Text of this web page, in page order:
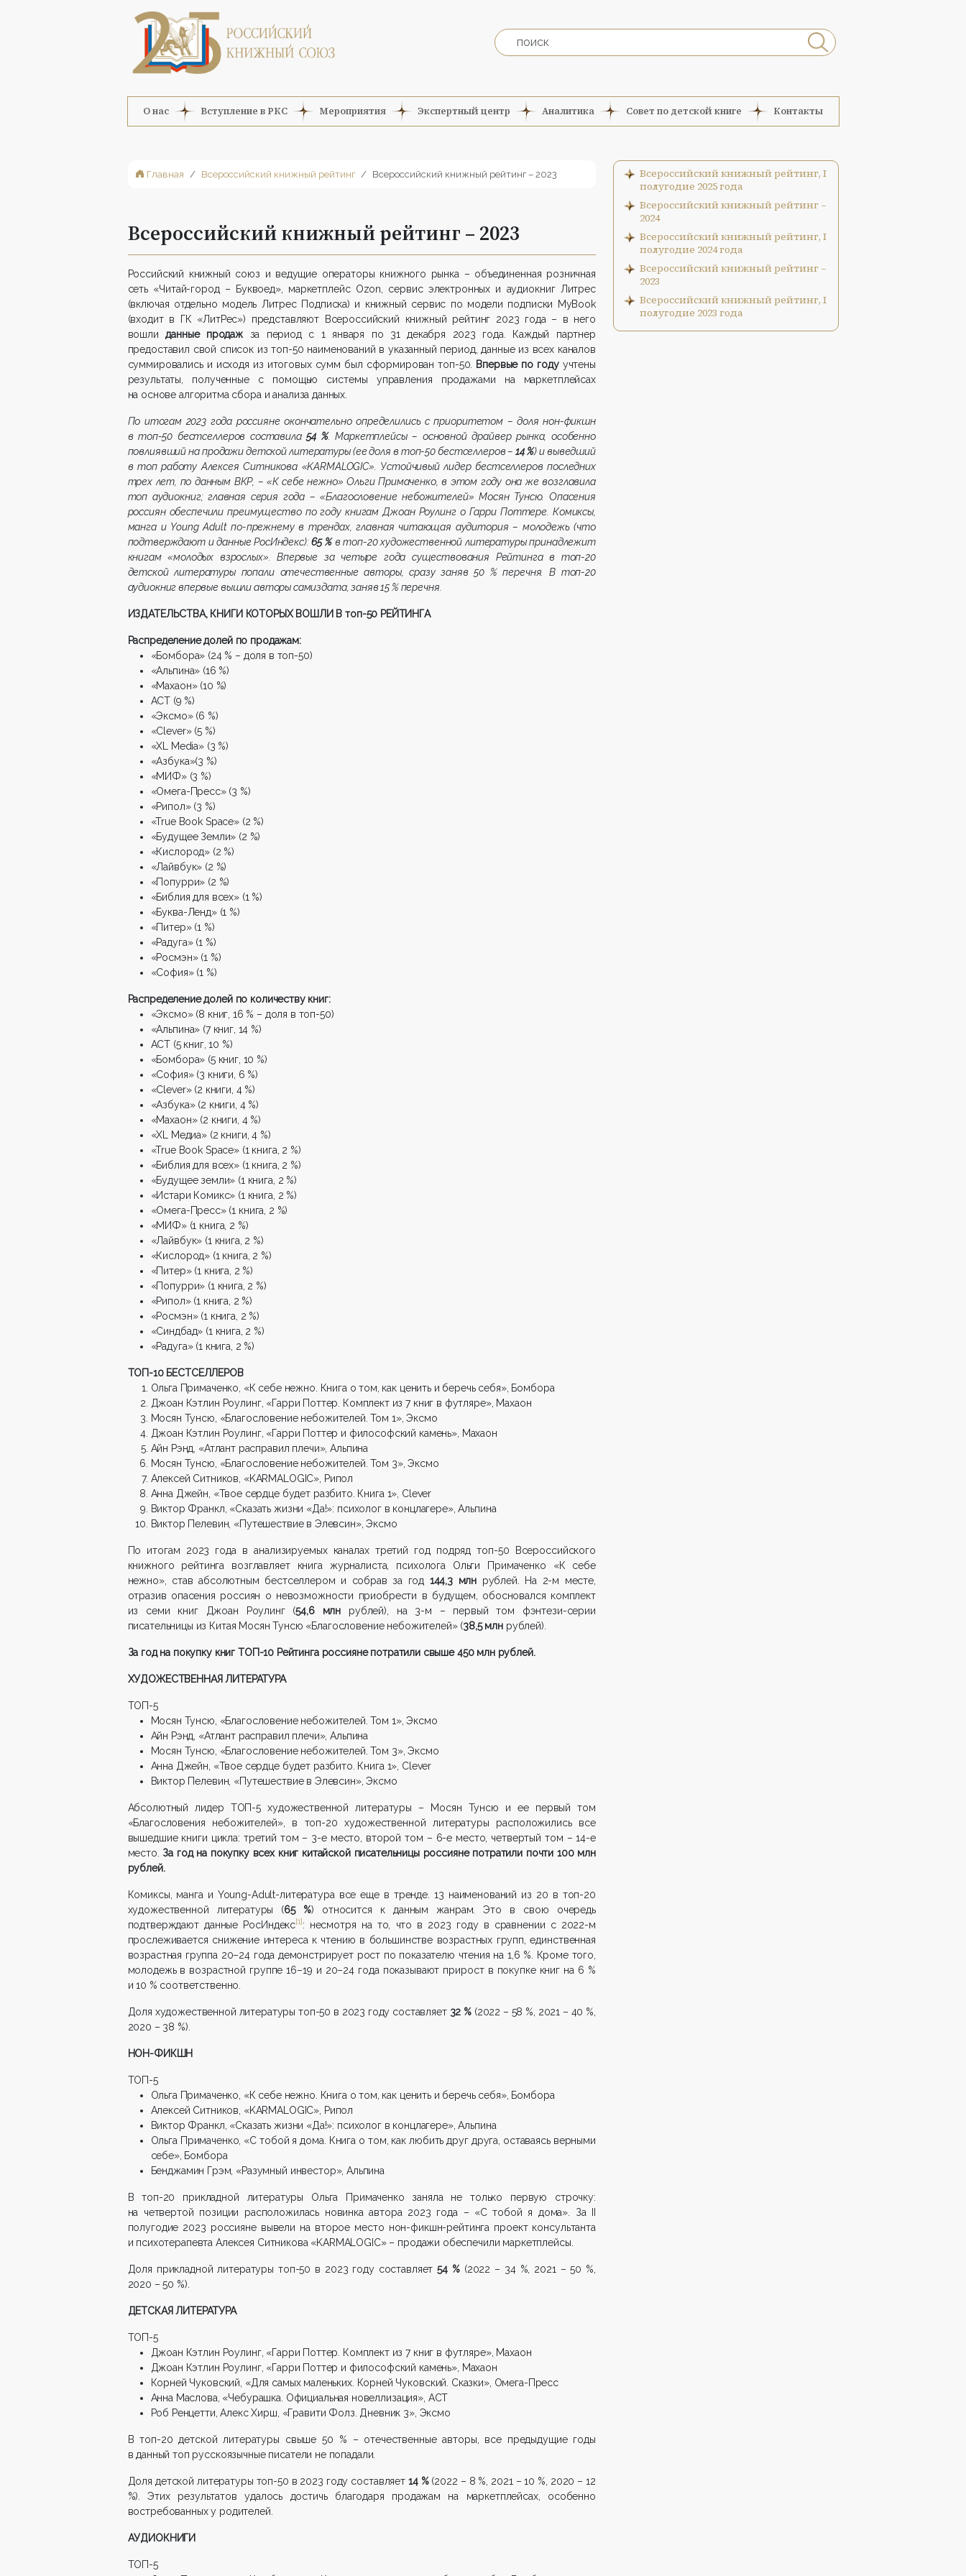
О нас Вступление в РКС Мероприятия Экспертный центр Аналитика Совет по детской книге Контакты
Главная Всероссийский книжный рейтинг Всероссийский книжный рейтинг – 2023
Всероссийский книжный рейтинг – 2023
Российский книжный союз и ведущие операторы книжного рынка – объединенная розничная
сеть «Читай-город – Буквоед», маркетплейс Ozon, сервис электронных и аудиокниг Литрес
(включая отдельно модель Литрес Подписка) и книжный сервис по модели подписки MyBook
(входит в ГК «ЛитРес») представляют Всероссийский книжный рейтинг 2023 года – в него
вошлиданные продаж за период с 1 января по 31 декабря 2023 года. Каждый партнер
предоставил свой список из топ-50 наименований в указанный период, данные из всех каналов
суммировались и исходя из итоговых сумм был сформирован топ-50. Впервые по годуучтены
результаты, полученные с помощью системы управления продажами на маркетплейсах
на основе алгоритма сбора и анализа данных.
По итогам 2023 года россияне окончательно определились с приоритетом – доля нон-фикшн
в топ-50 бестселлеров составила54 %. Маркетплейсы – основной драйвер рынка, особенно
повлиявший на продажи детской литературы (ее доля в топ-50 бестселлеров –14 %) и выведший
в топ работу Алексея Ситникова «KARMALOGIC». Устойчивый лидер бестселлеров последних
трех лет, по данным ВКР, – «К себе нежно» Ольги Примаченко, в этом году она же возглавила
топ аудиокниг; главная серия года – «Благословение небожителей» Мосян Тунсю. Опасения
россиян обеспечили преимущество по году книгам Джоан Роулинг о Гарри Поттере. Комиксы,
манга и Young Adult по-прежнему в трендах, главная читающая аудитория – молодежь (что
подтверждают и данные РосИндекс):65 %в топ-20 художественной литературы принадлежит
книгам «молодых взрослых». Впервые за четыре года существования Рейтинга в топ-20
детской литературы попали отечественные авторы, сразу заняв 50 % перечня. В топ-20
аудиокниг впервые вышли авторы самиздата, заняв 15 % перечня.
ИЗДАТЕЛЬСТВА, КНИГИ КОТОРЫХ ВОШЛИ В топ-50 РЕЙТИНГА
Распределение долей по продажам:
«Бомбора» (24 % – доля в топ-50)
«Альпина» (16 %)
«Махаон» (10 %)
АСТ (9 %)
«Эксмо» (6 %)
«Clever» (5 %)
«XL Media» (3 %)
«Азбука»(3 %)
«МИФ» (3 %)
«Омега-Пресс» (3 %)
«Рипол» (3 %)
«True Book Space» (2 %)
«Будущее Земли» (2 %)
«Кислород» (2 %)
«Лайвбук» (2 %)
«Попурри» (2 %)
«Библия для всех» (1 %)
«Буква-Ленд» (1 %)
«Питер» (1 %)
«Радуга» (1 %)
«Росмэн» (1 %)
«София» (1 %)
Распределение долей по количеству книг:
«Эксмо» (8 книг, 16 % – доля в топ-50)
«Альпина» (7 книг, 14 %)
АСТ (5 книг, 10 %)
«Бомбора» (5 книг, 10 %)
«София» (3 книги, 6 %)
«Clever» (2 книги, 4 %)
«Азбука» (2 книги, 4 %)
«Махаон» (2 книги, 4 %)
«XL Медиа» (2 книги, 4 %)
«True Book Space» (1 книга, 2 %)
«Библия для всех» (1 книга, 2 %)
«Будущее земли» (1 книга, 2 %)
«Истари Комикс» (1 книга, 2 %)
«Омега-Пресс» (1 книга, 2 %)
«МИФ» (1 книга, 2 %)
«Лайвбук» (1 книга, 2 %)
«Кислород» (1 книга, 2 %)
«Питер» (1 книга, 2 %)
«Попурри» (1 книга, 2 %)
«Рипол» (1 книга, 2 %)
«Росмэн» (1 книга, 2 %)
«Синдбад» (1 книга, 2 %)
«Радуга» (1 книга, 2 %)
ТОП-10 БЕСТСЕЛЛЕРОВ
Ольга Примаченко, «К себе нежно. Книга о том, как ценить и беречь себя», Бомбора
Джоан Кэтлин Роулинг, «Гарри Поттер. Комплект из 7 книг в футляре», Махаон
Мосян Тунсю, «Благословение небожителей. Том 1», Эксмо
Джоан Кэтлин Роулинг, «Гарри Поттер и философский камень», Махаон
Айн Рэнд, «Атлант расправил плечи», Альпина
Мосян Тунсю, «Благословение небожителей. Том 3», Эксмо
Алексей Ситников, «KARMALOGIC», Рипол
Анна Джейн, «Твое сердце будет разбито. Книга 1», Clever
Виктор Франкл, «Сказать жизни «Да!»: психолог в концлагере», Альпина
Виктор Пелевин, «Путешествие в Элевсин», Эксмо
По итогам 2023 года в анализируемых каналах третий год подряд топ-50 Всероссийского
книжного рейтинга возглавляет книга журналиста, психолога Ольги Примаченко «К себе
нежно», став абсолютным бестселлером и собрав за год 144,3 млн рублей. На 2-м месте,
отразив опасения россиян о невозможности приобрести в будущем, обосновался комплект
из семи книг Джоан Роулинг (54,6 млн рублей), на 3-м – первый том фэнтези-серии
писательницы из Китая Мосян Тунсю «Благословение небожителей» (38,5 млн рублей).
За год на покупку книг ТОП-10 Рейтинга россияне потратили свыше 450 млн рублей.
ХУДОЖЕСТВЕННАЯ ЛИТЕРАТУРА
ТОП-5
Мосян Тунсю, «Благословение небожителей. Том 1», Эксмо
Айн Рэнд, «Атлант расправил плечи», Альпина
Мосян Тунсю, «Благословение небожителей. Том 3», Эксмо
Анна Джейн, «Твое сердце будет разбито. Книга 1», Clever
Виктор Пелевин, «Путешествие в Элевсин», Эксмо
Абсолютный лидер ТОП-5 художественной литературы – Мосян Тунсю и ее первый том
«Благословения небожителей», в топ-20 художественной литературы расположились все
вышедшие книги цикла: третий том – 3-е место, второй том – 6-е место, четвертый том – 14-е
место. За год на покупку всех книг китайской писательницы россияне потратили почти 100 млн
рублей.
Комиксы, манга и Young-Adult-литература все еще в тренде. 13 наименований из 20 в топ-20
художественной литературы (65 %) относится к данным жанрам. Это в свою очередь
подтверждают данные РосИндекс[1] : несмотря на то, что в 2023 году в сравнении с 2022-м
прослеживается снижение интереса к чтению в большинстве возрастных групп, единственная
возрастная группа 20–24 года демонстрирует рост по показателю чтения на 1,6 %. Кроме того,
молодежь в возрастной группе 16–19 и 20–24 года показывают прирост в покупке книг на 6 %
и 10 % соответственно.
Доля художественной литературы топ-50 в 2023 году составляет 32 %(2022 – 58 %, 2021 – 40 %,
2020 – 38 %).
НОН-ФИКШН
ТОП-5
Ольга Примаченко, «К себе нежно. Книга о том, как ценить и беречь себя», Бомбора
Алексей Ситников, «KARMALOGIC», Рипол
Виктор Франкл, «Сказать жизни «Да!»: психолог в концлагере», Альпина
Ольга Примаченко, «С тобой я дома. Книга о том, как любить друг друга, оставаясь верными
себе», Бомбора
Бенджамин Грэм, «Разумный инвестор», Альпина
В топ-20 прикладной литературы Ольга Примаченко заняла не только первую строчку:
на четвертой позиции расположилась новинка автора 2023 года – «С тобой я дома». За II
полугодие 2023 россияне вывели на второе место нон-фикшн-рейтинга проект консультанта
и психотерапевта Алексея Ситникова «KARMALOGIC» – продажи обеспечили маркетплейсы.
Доля прикладной литературы топ-50 в 2023 году составляет54 %(2022 – 34 %, 2021 – 50 %,
2020 – 50 %).
ДЕТСКАЯ ЛИТЕРАТУРА
ТОП-5
Джоан Кэтлин Роулинг, «Гарри Поттер. Комплект из 7 книг в футляре», Махаон
Джоан Кэтлин Роулинг, «Гарри Поттер и философский камень», Махаон
Корней Чуковский, «Для самых маленьких. Корней Чуковский. Сказки», Омега-Пресс
Анна Маслова, «Чебурашка. Официальная новеллизация», АСТ
Роб Ренцетти, Алекс Хирш, «Гравити Фолз. Дневник 3», Эксмо
В топ-20 детской литературы свыше 50 % – отечественные авторы, все предыдущие годы
в данный топ русскоязычные писатели не попадали.
Доля детской литературы топ-50 в 2023 году составляет 14 %(2022 – 8 %, 2021 – 10 %, 2020 – 12
%). Этих результатов удалось достичь благодаря продажам на маркетплейсах, особенно
востребованных у родителей.
АУДИОКНИГИ
ТОП-5
Всероссийский книжный рейтинг, I
полугодие 2025 года
Всероссийский книжный рейтинг –
2024
Всероссийский книжный рейтинг, I
полугодие 2024 года
Всероссийский книжный рейтинг –
2023
Всероссийский книжный рейтинг, I
полугодие 2023 года